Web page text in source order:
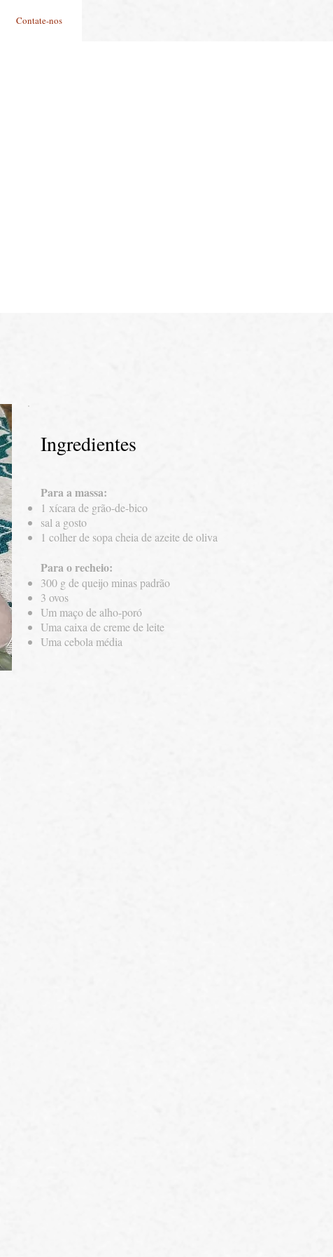
Contate-nos
Ingredientes
Para a massa:
1 xícara de grão-de-bico
sal a gosto
1 colher de sopa cheia de azeite de oliva
Para o recheio:
300 g de queijo minas padrão
3 ovos
Um maço de alho-poró
Uma caixa de creme de leite
Uma cebola média